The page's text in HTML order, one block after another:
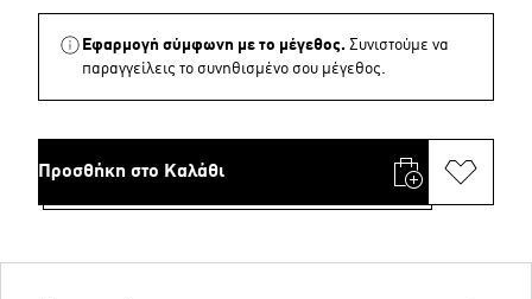
Εφαρμογή σύμφωνη με το μέγεθος. Συνιστούμε να
παραγγείλεις το συνηθισμένο σου μέγεθος.
Προσθήκη στο Καλάθι